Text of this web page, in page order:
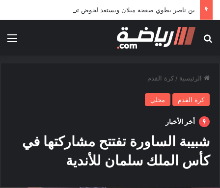
بحث عن
الرئيسية / كرة القدم
كرة القدم محلي
أخر الأخبار
شبيبة الساورة تفتتح مشاركتها في
كأس الملك سلمان للأندية